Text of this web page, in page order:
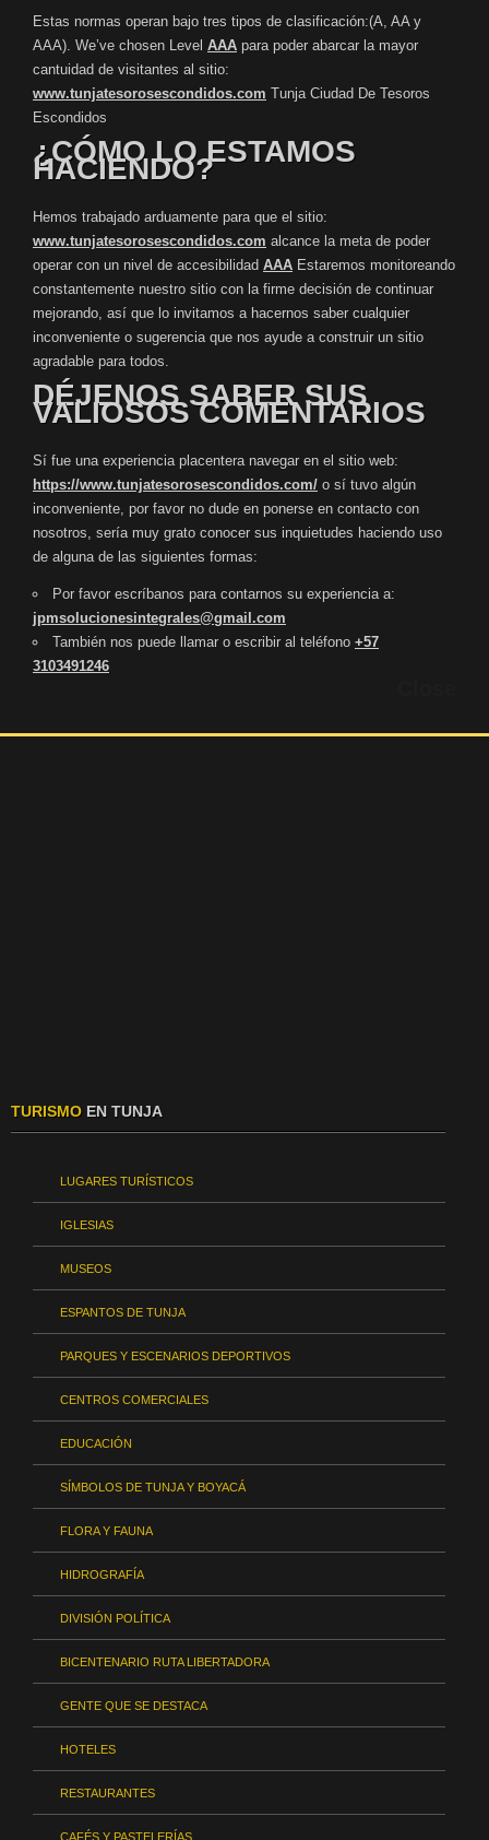
Estas normas operan bajo tres tipos de clasificación:(A, AA y
AAA). We’ve chosen Level AAA para poder abarcar la mayor
cantuidad de visitantes al sitio:
www.tunjatesorosescondidos.com Tunja Ciudad De Tesoros
Escondidos
¿CÓMO LO ESTAMOS
HACIENDO?
Hemos trabajado arduamente para que el sitio:
www.tunjatesorosescondidos.com alcance la meta de poder
operar con un nivel de accesibilidad AAA Estaremos monitoreando
constantemente nuestro sitio con la firme decisión de continuar
mejorando, así que lo invitamos a hacernos saber cualquier
inconveniente o sugerencia que nos ayude a construir un sitio
agradable para todos.
DÉJENOS SABER SUS
VALIOSOS COMENTARIOS
Sí fue una experiencia placentera navegar en el sitio web:
https://www.tunjatesorosescondidos.com/ o sí tuvo algún
inconveniente, por favor no dude en ponerse en contacto con
nosotros, sería muy grato conocer sus inquietudes haciendo uso
de alguna de las siguientes formas:
Por favor escríbanos para contarnos su experiencia a:
jpmsolucionesintegrales@gmail.com
También nos puede llamar o escribir al teléfono +57
3103491246
TURISMO EN TUNJA
LUGARES TURÍSTICOS
IGLESIAS
MUSEOS
ESPANTOS DE TUNJA
PARQUES Y ESCENARIOS DEPORTIVOS
CENTROS COMERCIALES
EDUCACIÓN
SÍMBOLOS DE TUNJA Y BOYACÁ
FLORA Y FAUNA
HIDROGRAFÍA
DIVISIÓN POLÍTICA
BICENTENARIO RUTA LIBERTADORA
GENTE QUE SE DESTACA
HOTELES
RESTAURANTES
CAFÉS Y PASTELERÍAS